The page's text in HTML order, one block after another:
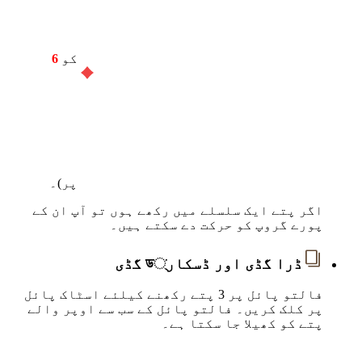
کو 6
پر)۔
اگر پتے ایک سلسلے میں رکھے ہوں تو آپ ان کے
پورے گروپ کو حرکت دے سکتے ہیں۔
ڈرا گڈی اور ڈسکار্ড گڈی
فالتو پائل پر 3 پتے رکھنے کیلئے اسٹاک پائل
پر کلک کریں۔ فالتو پائل کے سب سے اوپر والے
پتے کو کھیلا جا سکتا ہے۔